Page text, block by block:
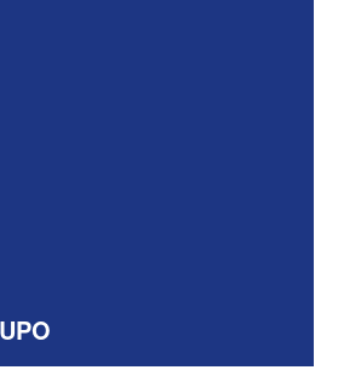
em João Azevêdo e
Ribeiro como